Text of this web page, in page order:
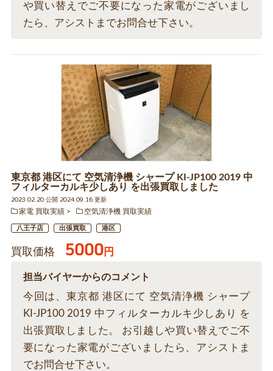
や買い替えでご不要になった家電がございまし
たら、アシストまでお問合せ下さい。
東京都 港区にて 空気清浄機 シャープ KI-JP100 2019 中
フィルターカルキ少しあり を出張買取しました
2023.02.20 公開 2024.09.16 更新
家電 買取実績
空気清浄機 買取実績
八王子店 出張買取 港区
買取価格 5000円
担当バイヤーからのコメント
今回は、東京都 港区にて 空気清浄機 シャープ
KI-JP100 2019 中フィルターカルキ少しあり を
出張買取しました。 お引越しや買い替えでご不
要になった家電がございましたら、アシストま
でお問合せ下さい。